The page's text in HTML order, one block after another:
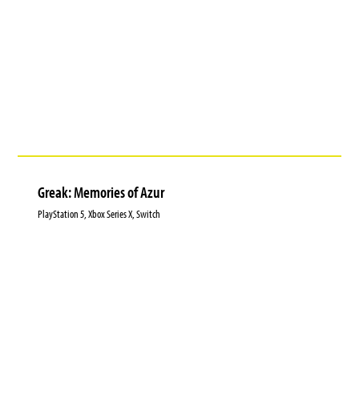
Greak: Memories of Azur
PlayStation 5, Xbox Series X, Switch